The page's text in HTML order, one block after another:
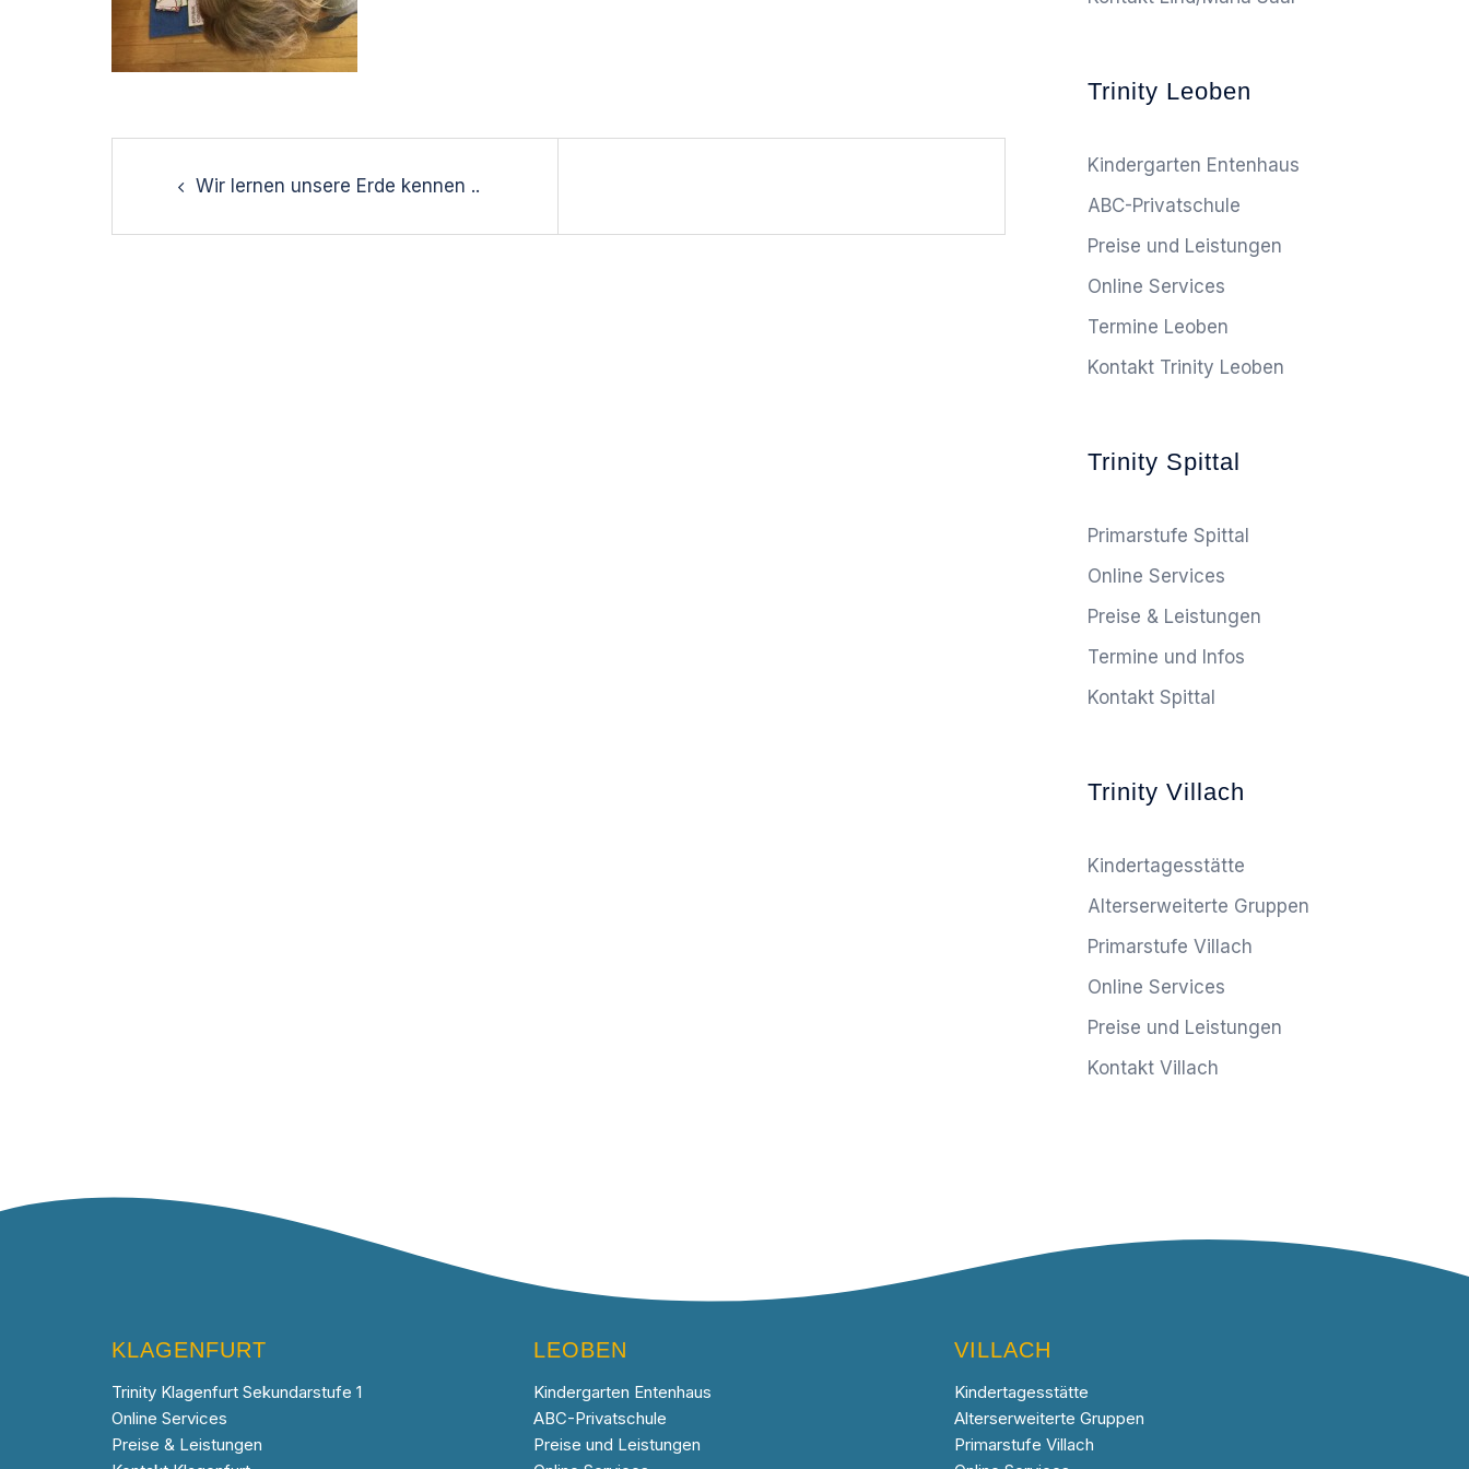
navigationWir lernen unsere Erde kennen ..
Trinity Leoben
Kindergarten Entenhaus
ABC-Privatschule
Preise und Leistungen
Online Services
Termine Leoben
Kontakt Trinity Leoben
Trinity Spittal
Primarstufe Spittal
Online Services
Preise & Leistungen
Termine und Infos
Kontakt Spittal
Trinity Villach
Kindertagesstätte
Alterserweiterte Gruppen
Primarstufe Villach
Online Services
Preise und Leistungen
Kontakt Villach
KLAGENFURT
Trinity Klagenfurt Sekundarstufe 1
Online Services
Preise & Leistungen
LEOBEN
Kindergarten Entenhaus
ABC-Privatschule
Preise und Leistungen
VILLACH
Kindertagesstätte
Alterserweiterte Gruppen
Primarstufe Villach